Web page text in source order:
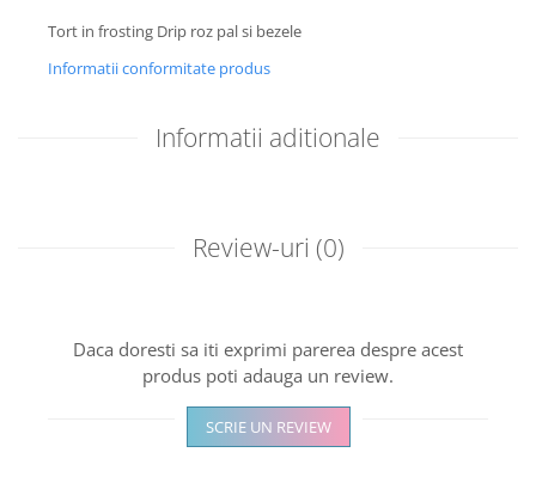
Tort in frosting Drip roz pal si bezele
Informatii conformitate produs
Informatii aditionale
Review-uri (0)
Daca doresti sa iti exprimi parerea despre acest
produs poti adauga un review.
SCRIE UN REVIEW